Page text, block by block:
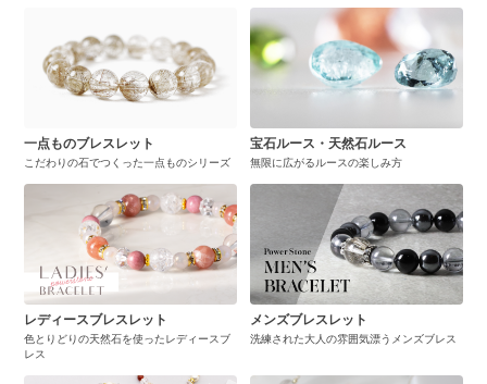
一点ものブレスレット
こだわりの石でつくった一点ものシリーズ
宝石ルース・天然石ルース
無限に広がるルースの楽しみ方
レディースブレスレット
色とりどりの天然石を使ったレディースブ
レス
メンズブレスレット
洗練された大人の雰囲気漂うメンズブレス